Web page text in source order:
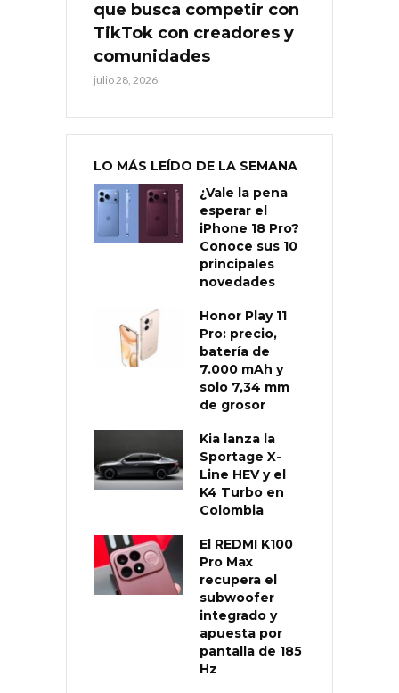
que busca competir con
TikTok con creadores y
comunidades
julio 28, 2026
LO MÁS LEÍDO DE LA SEMANA
¿Vale la pena
esperar el
iPhone 18 Pro?
Conoce sus 10
principales
novedades
Honor Play 11
Pro: precio,
batería de
7.000 mAh y
solo 7,34 mm
de grosor
Kia lanza la
Sportage X-
Line HEV y el
K4 Turbo en
Colombia
El REDMI K100
Pro Max
recupera el
subwoofer
integrado y
apuesta por
pantalla de 185
Hz